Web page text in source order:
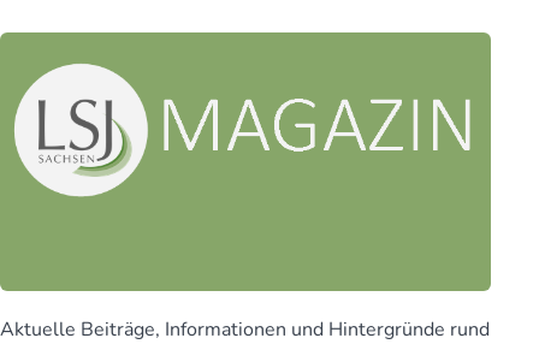
für
beson­­
deres
Engage­­
Ober­­
schule
gewürdigt
Aktuelle Beiträge, Infor­mationen und Hinter­gründe rund